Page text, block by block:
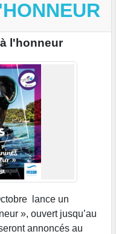
l'honneur
lance un
», ouvert jusqu’au
annoncés au